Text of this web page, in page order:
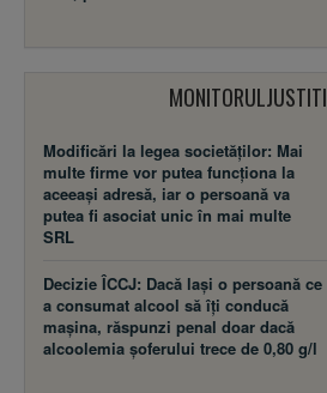
Modificări la legea societăţilor: Mai
multe firme vor putea funcţiona la
aceeaşi adresă, iar o persoană va
putea fi asociat unic în mai multe
SRL
Decizie ÎCCJ: Dacă laşi o persoană ce
a consumat alcool să îţi conducă
maşina, răspunzi penal doar dacă
alcoolemia şoferului trece de 0,80 g/l